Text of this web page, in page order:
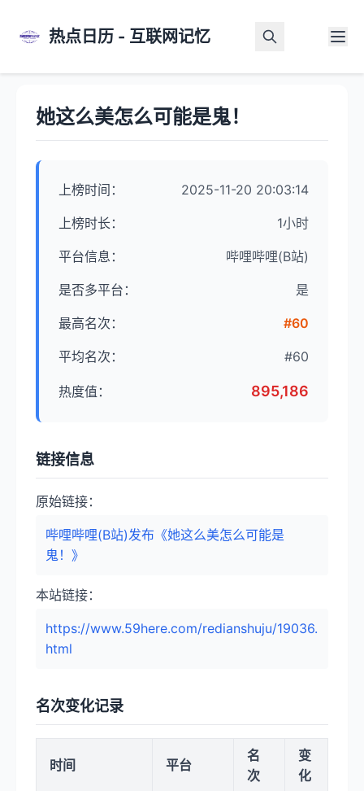
热点日历 - 互联网记忆
她这么美怎么可能是鬼！
上榜时间： 2025-11-20 20:03:14
上榜时长： 1小时
平台信息： 哔哩哔哩(B站)
是否多平台： 是
最高名次： #60
平均名次： #60
热度值： 895,186
链接信息
原始链接：
哔哩哔哩(B站)发布《她这么美怎么可能是
鬼！》
本站链接：
https://www.59here.com/redianshuju/19036.
html
名次变化记录
时间 平台
名
次
变
化